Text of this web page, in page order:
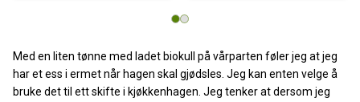
Med en liten tønne med ladet biokull på vårparten føler jeg at jeg
har et ess i ermet når hagen skal gjødsles. Jeg kan enten velge å
bruke det til ett skifte i kjøkkenhagen. Jeg tenker at dersom jeg